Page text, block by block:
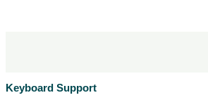
Keyboard Support